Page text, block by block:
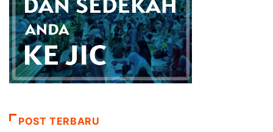
POST TERBARU